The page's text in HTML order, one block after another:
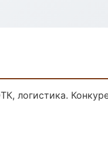
логистика.